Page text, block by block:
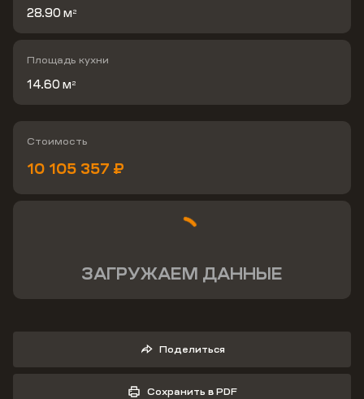
28.90 м 2
Площадь кухни
14.60 м 2
Стоимость
10 105 357 ₽
ЗАГРУЖАЕМ ДАННЫЕ
Поделиться
Сохранить в PDF